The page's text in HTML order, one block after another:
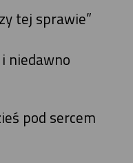
tej sprawie”
niedawno
pod sercem